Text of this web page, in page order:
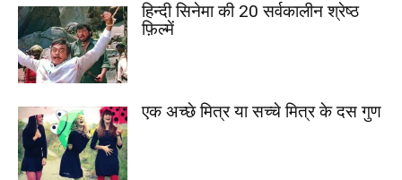
हिन्दी सिनेमा की 20 सर्वकालीन श्रेष्ठ
फ़िल्में
एक अच्छे मित्र या सच्चे मित्र के दस गुण